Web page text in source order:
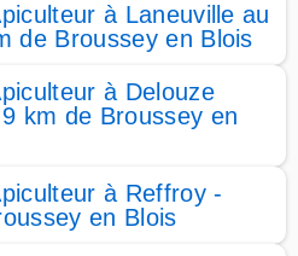
à Laneuville au
de Broussey en Blois
à Delouze
km de Broussey en
à Reffroy -
en Blois